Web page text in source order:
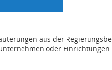
aus der
oder